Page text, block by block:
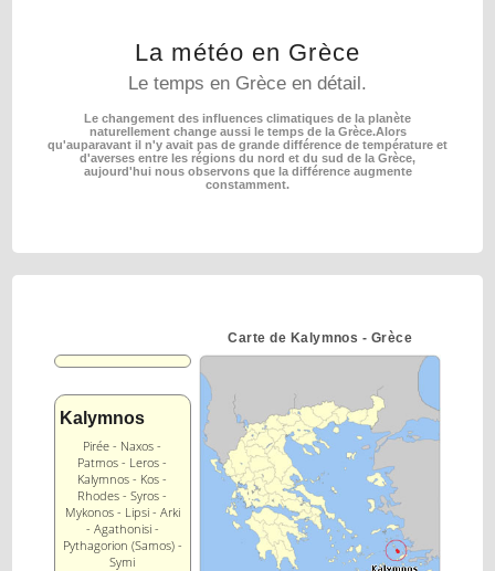
La météo en Grèce
Le temps en Grèce en détail.
Le changement des influences climatiques de la planète
naturellement change aussi le temps de la Grèce.Alors
qu'auparavant il n'y avait pas de grande différence de température et
d'averses entre les régions du nord et du sud de la Grèce,
aujourd'hui nous observons que la différence augmente
constamment.
Kalymnos
Pirée - Naxos -
Patmos - Leros -
Kalymnos - Kos -
Rhodes - Syros -
Mykonos - Lipsi - Arki
- Agathonisi -
Pythagorion (Samos) -
Symi
Carte de Kalymnos - Grèce